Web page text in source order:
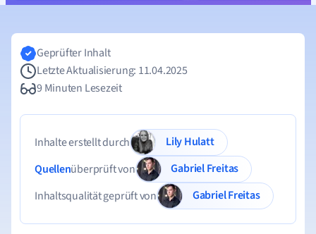
Geprüfter Inhalt
Letzte Aktualisierung: 11.04.2025
9 Minuten Lesezeit
Inhalte erstellt durch
Lily Hulatt
Quellenüberprüft von
Gabriel Freitas
Inhaltsqualität geprüft von
Gabriel Freitas